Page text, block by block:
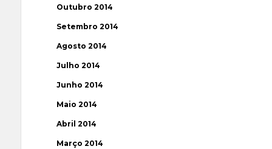
Outubro 2014
Setembro 2014
Agosto 2014
Julho 2014
Junho 2014
Maio 2014
Abril 2014
Março 2014